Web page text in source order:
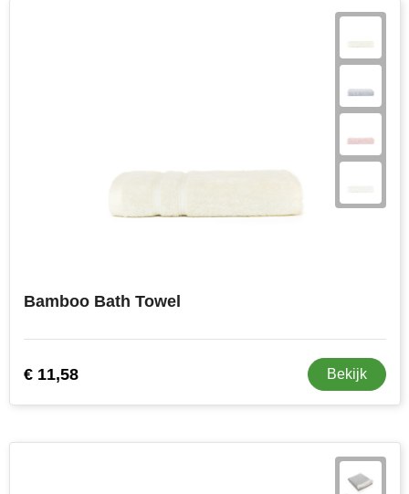
Bamboo Bath Towel
€ 11,58 Bekijk